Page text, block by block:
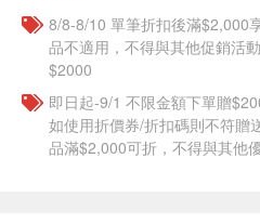
8/8-8/10 單筆折扣後滿$2,000
品不適用，不得與其他促銷活
$2000
即日起-9/1 不限金額下單贈
如使用折價券/折扣碼則不符贈
品滿$2,000可折，不得與其他